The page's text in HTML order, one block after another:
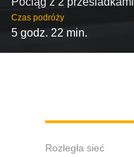
Czas podróży
5 godz. 22 min.
Rozległa sieć